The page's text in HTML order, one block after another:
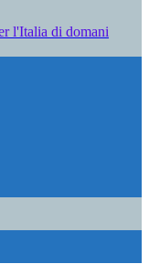
l'Italia di domani